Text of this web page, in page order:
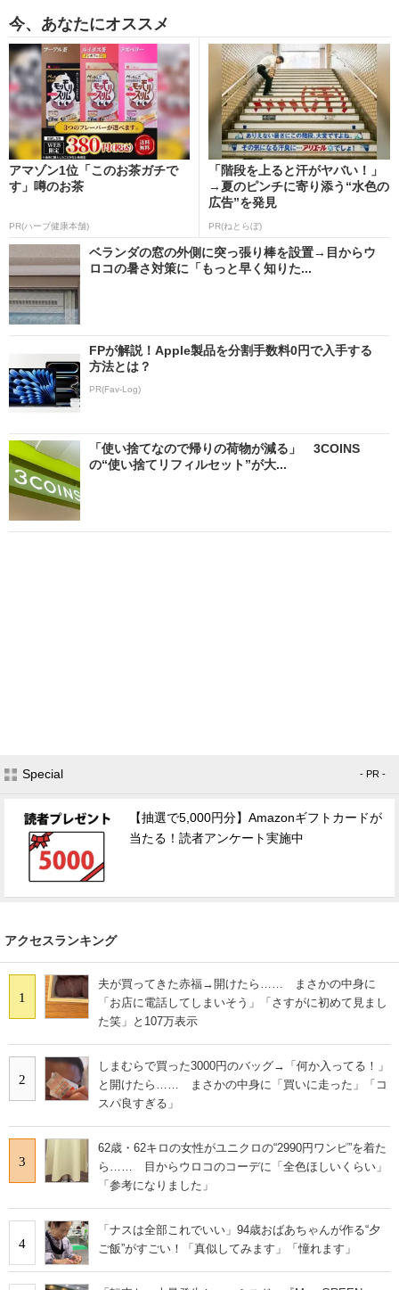
今、あなたにオススメ
アマゾン1位「このお茶ガチで
す」噂のお茶
PR(ハーブ健康本舗)
「階段を上ると汗がヤバい！」
→夏のピンチに寄り添う“水色の
広告”を発見
PR(ねとらぼ)
ベランダの窓の外側に突っ張り棒を設置→目からウ
ロコの暑さ対策に「もっと早く知りた...
FPが解説！Apple製品を分割手数料0円で入手する
方法とは？
PR(Fav-Log)
「使い捨てなので帰りの荷物が減る」 3COINS
の“使い捨てリフィルセット”が大...
Special - PR -
【抽選で5,000円分】Amazonギフトカードが
当たる！読者アンケート実施中
アクセスランキング
1
夫が買ってきた赤福→開けたら…… まさかの中身に
「お店に電話してしまいそう」「さすがに初めて見まし
た笑」と107万表示
2
しまむらで買った3000円のバッグ→「何か入ってる！」
と開けたら…… まさかの中身に「買いに走った」「コ
スパ良すぎる」
3
62歳・62キロの女性がユニクロの“2990円ワンピ”を着た
ら…… 目からウロコのコーデに「全色ほしいくらい」
「参考になりました」
4
「ナスは全部これでいい」94歳おばあちゃんが作る“夕
ご飯”がすごい！「真似してみます」「憧れます」